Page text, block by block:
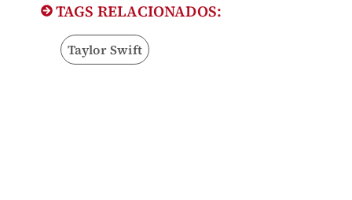
TAGS RELACIONADOS:
Taylor Swift